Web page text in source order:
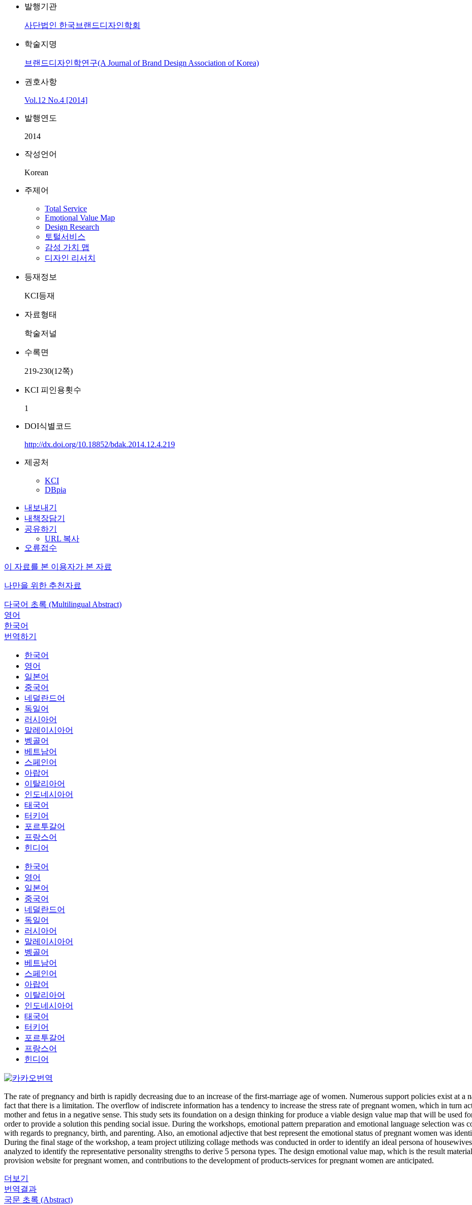
발행기관
사단법인 한국브랜드디자인학회
학술지명
브랜드디자인학연구(A Journal of Brand Design Association of Korea)
권호사항
Vol.12 No.4 [2014]
발행연도
2014
작성언어
Korean
주제어
Total Service
Emotional Value Map
Design Research
토털서비스
감성 가치 맵
디자인 리서치
등재정보
KCI등재
자료형태
학술저널
수록면
219-230(12쪽)
KCI 피인용횟수
1
DOI식별코드
http://dx.doi.org/10.18852/bdak.2014.12.4.219
제공처
KCI
DBpia
내보내기
내책장담기
공유하기
URL 복사
오류접수
이 자료를 본 이용자가 본 자료
나만을 위한 추천자료
다국어 초록 (Multilingual Abstract)
영어
한국어
번역하기
한국어
영어
일본어
중국어
네덜란드어
독일어
러시아어
말레이시아어
벵골어
베트남어
스페인어
아랍어
이탈리아어
인도네시아어
태국어
터키어
포르투갈어
프랑스어
힌디어
한국어
영어
일본어
중국어
네덜란드어
독일어
러시아어
말레이시아어
벵골어
베트남어
스페인어
아랍어
이탈리아어
인도네시아어
태국어
터키어
포르투갈어
프랑스어
힌디어
The rate of pregnancy and birth is rapidly decreasing due to an increase of the first-marriage age of women. Numerous support policies exist at
fact that there is a limitation. The overflow of indiscrete information has a tendency to increase the stress rate of pregnant women, which in turn
mother and fetus in a negative sense. This study sets its foundation on a design thinking for produce a viable design value map that will be used
order to provide a solution this pending social issue. During the workshops, emotional pattern preparation and emotional language selection was
with regards to pregnancy, birth, and parenting. Also, an emotional adjective that best represent the emotional status of pregnant women was
During the final stage of the workshop, a team project utilizing collage methods was conducted in order to identify an ideal persona of
analyzed to identify the representative personality strengths to derive 5 persona types. The design emotional value map, which is the result
provision website for pregnant women, and contributions to the development of products-services for pregnant women are anticipated.
더보기
번역결과
국문 초록 (Abstract)